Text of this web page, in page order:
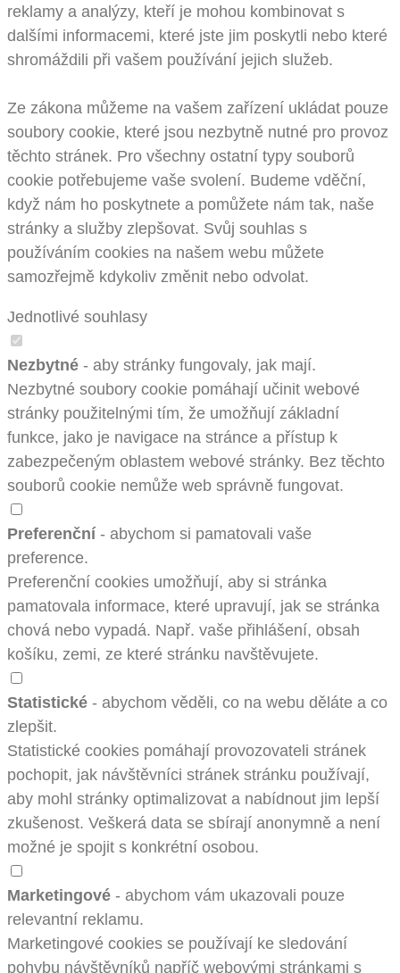
reklamy a analýzy, kteří je mohou kombinovat s
dalšími informacemi, které jste jim poskytli nebo které
shromáždili při vašem používání jejich služeb.
Ze zákona můžeme na vašem zařízení ukládat pouze
soubory cookie, které jsou nezbytně nutné pro provoz
těchto stránek. Pro všechny ostatní typy souborů
cookie potřebujeme vaše svolení. Budeme vděční,
když nám ho poskytnete a pomůžete nám tak, naše
stránky a služby zlepšovat. Svůj souhlas s
používáním cookies na našem webu můžete
samozřejmě kdykoliv změnit nebo odvolat.
Jednotlivé souhlasy
Nezbytné - aby stránky fungovaly, jak mají.
Nezbytné soubory cookie pomáhají učinit webové
stránky použitelnými tím, že umožňují základní
funkce, jako je navigace na stránce a přístup k
zabezpečeným oblastem webové stránky. Bez těchto
souborů cookie nemůže web správně fungovat.
Preferenční- abychom si pamatovali vaše
preference.
Preferenční cookies umožňují, aby si stránka
pamatovala informace, které upravují, jak se stránka
chová nebo vypadá. Např. vaše přihlášení, obsah
košíku, zemi, ze které stránku navštěvujete.
Statistické - abychom věděli, co na webu děláte a co
zlepšit.
Statistické cookies pomáhají provozovateli stránek
pochopit, jak návštěvníci stránek stránku používají,
aby mohl stránky optimalizovat a nabídnout jim lepší
zkušenost. Veškerá data se sbírají anonymně a není
možné je spojit s konkrétní osobou.
Marketingové - abychom vám ukazovali pouze
relevantní reklamu.
Marketingové cookies se používají ke sledování
pohybu návštěvníků napříč webovými stránkami s